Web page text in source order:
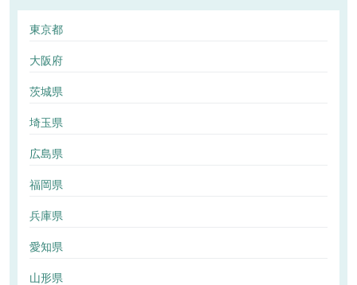
東京都
大阪府
茨城県
埼玉県
広島県
福岡県
兵庫県
愛知県
山形県